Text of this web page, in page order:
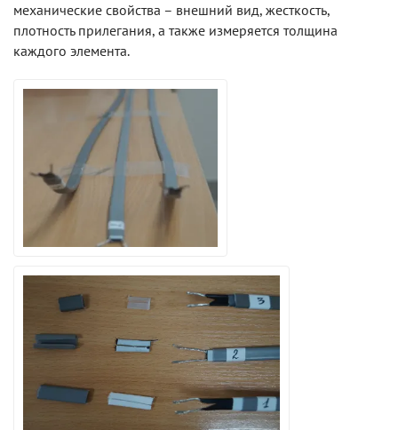
механические свойства – внешний вид, жесткость,
плотность прилегания, а также измеряется толщина
каждого элемента.